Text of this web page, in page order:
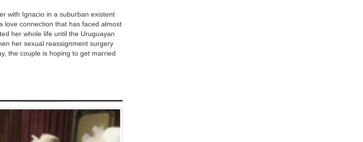
with Ignacio in a suburban existent
love connection that has faced almost
her whole life until the Uruguayan
her sexual reassignment surgery
the couple is hoping to get married